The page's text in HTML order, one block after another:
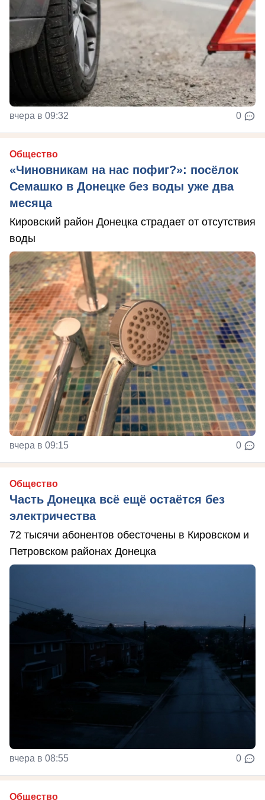
вчера в 09:32 0
Общество
«Чиновникам на нас пофиг?»: посёлок
Семашко в Донецке без воды уже два
месяца
Кировский район Донецка страдает от отсутствия
воды
вчера в 09:15 0
Общество
Часть Донецка всё ещё остаётся без
электричества
72 тысячи абонентов обесточены в Кировском и
Петровском районах Донецка
вчера в 08:55 0
Общество